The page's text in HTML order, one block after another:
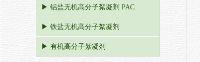
▶ 铝盐无机高分子絮凝剂 PAC
▶ 铁盐无机高分子絮凝剂
▶ 有机高分子絮凝剂